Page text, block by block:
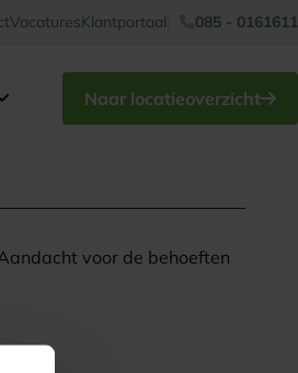
VacaturesKlantportaal 085 - 0161611
Naar locatieoverzicht
voor de behoeften